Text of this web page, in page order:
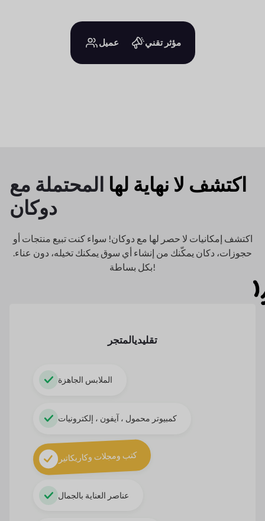
عميل مؤثر تقني
اكتشف لا نهاية لها المحتملة مع
دوكان
اكتشف إمكانيات لا حصر لها مع دوكان! سواء كنت تبيع منتجات أو
حجوزات، دكان يمكّنك من إنشاء أي سوق يمكنك تخيله، دون عناء.
بكل بساطة!
تقليديالمتجر
الملابس الجاهزة
كمبيوتر محمول ، آيفون ، إلكترونيات
كتب ومجلات وكاريكاتير
عناصر العناية بالجمال